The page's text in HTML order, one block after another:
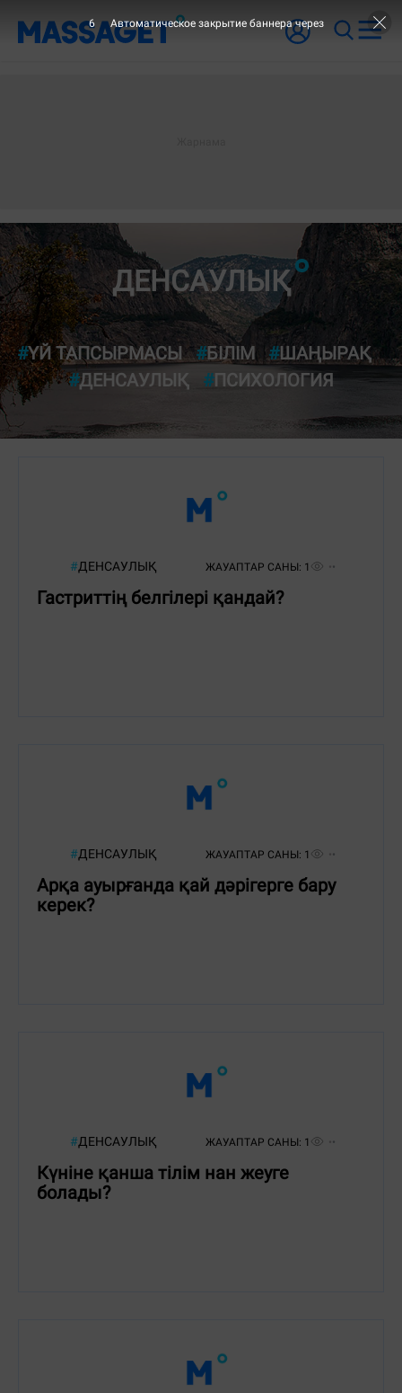
ДЕНСАУЛЫҚ-
#ҮЙ ТАПСЫРМАСЫ #БІЛІМ #ШАҢЫРАҚ
#ДЕНСАУЛЫҚ #ПСИХОЛОГИЯ
#ДЕНСАУЛЫҚ ЖАУАПТАР САНЫ: 1
Гастриттің белгілері қандай?
#ДЕНСАУЛЫҚ ЖАУАПТАР САНЫ: 1
Арқа ауырғанда қай дәрігерге бару
керек?
#ДЕНСАУЛЫҚ ЖАУАПТАР САНЫ: 1
Күніне қанша тілім нан жеуге
болады?
6 Автоматическое закрытие баннера через